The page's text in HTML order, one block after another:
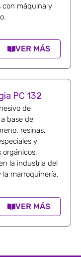
con máquina y
VER MÁS
PC 132
de
base de
resinas,
y
orgánicos,
la industria del
la marroquinería.
VER MÁS